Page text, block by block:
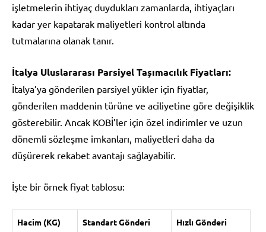
işletmelerin ihtiyaç duydukları zamanlarda, ihtiyaçları
kadar yer kapatarak maliyetleri kontrol altında
tutmalarına olanak tanır.
İtalya Uluslararası Parsiyel Taşımacılık Fiyatları:
İtalya’ya gönderilen parsiyel yükler için fiyatlar,
gönderilen maddenin türüne ve aciliyetine göre değişiklik
gösterebilir. Ancak KOBİ’ler için özel indirimler ve uzun
dönemli sözleşme imkanları, maliyetleri daha da
düşürerek rekabet avantajı sağlayabilir.
İşte bir örnek fiyat tablosu:
Hacim (KG) Standart Gönderi Hızlı Gönderi